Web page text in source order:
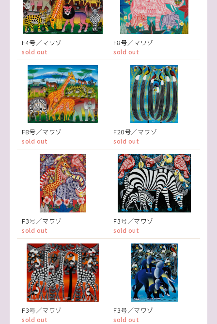
F4号／マワゾ
sold out
F8号／マワゾ
sold out
F8号／マワゾ
sold out
F20号／マワゾ
sold out
F3号／マワゾ
sold out
F3号／マワゾ
sold out
F3号／マワゾ
sold out
F3号／マワゾ
sold out